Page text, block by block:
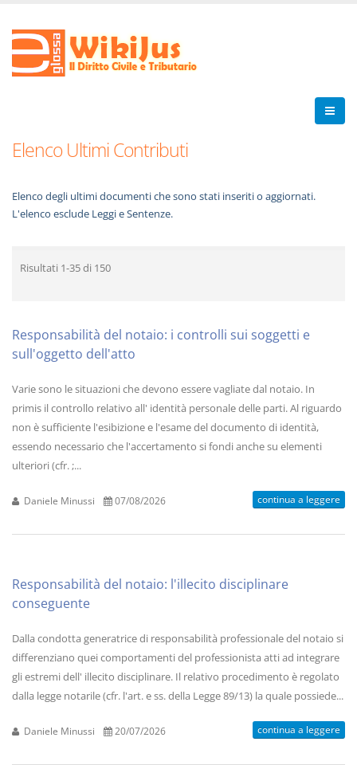
Elenco Ultimi Contributi
Elenco degli ultimi documenti che sono stati inseriti o aggiornati.
L'elenco esclude Leggi e Sentenze.
Risultati 1-35di 150
Responsabilità del notaio: i controlli sui soggetti e
sull'oggetto dell'atto
Varie sono le situazioni che devono essere vagliate dal notaio. In
primis il controllo relativo all' identità personale delle parti. Al riguardo
non è sufficiente l'esibizione e l'esame del documento di identità,
essendo necessario che l'accertamento si fondi anche su elementi
ulteriori (cfr. ;...
Daniele Minussi 07/08/2026 continua a leggere
Responsabilità del notaio: l'illecito disciplinare
conseguente
Dalla condotta generatrice di responsabilità professionale del notaio si
differenziano quei comportamenti del professionista atti ad integrare
gli estremi dell' illecito disciplinare. Il relativo procedimento è regolato
dalla legge notarile (cfr. l'art. e ss. della Legge 89/13) la quale possiede...
Daniele Minussi 20/07/2026 continua a leggere